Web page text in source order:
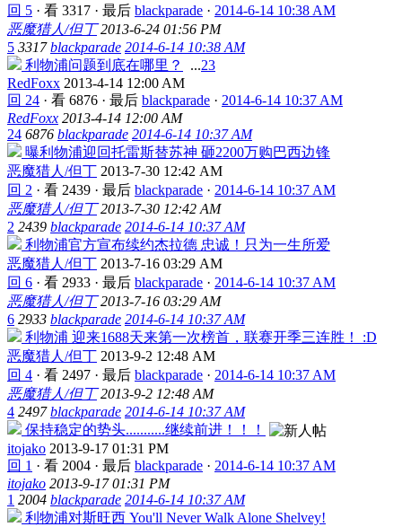
回 5 · 看 3317 · 最后 blackparade · 2014-6-14 10:38 AM
恶魔猎人/但丁 2013-6-24 01:56 PM
5 3317 blackparade 2014-6-14 10:38 AM
利物浦问题到底在哪里？
...23
RedFoxx 2013-4-14 12:00 AM
回 24 · 看 6876 · 最后 blackparade · 2014-6-14 10:37 AM
RedFoxx 2013-4-14 12:00 AM
24 6876 blackparade 2014-6-14 10:37 AM
曝利物浦迎回托雷斯替苏神 砸2200万购巴西边锋
恶魔猎人/但丁 2013-7-30 12:42 AM
回 2 · 看 2439 · 最后 blackparade · 2014-6-14 10:37 AM
恶魔猎人/但丁 2013-7-30 12:42 AM
2 2439 blackparade 2014-6-14 10:37 AM
利物浦官方宣布续约杰拉德 忠诚！只为一生所爱
恶魔猎人/但丁 2013-7-16 03:29 AM
回 6 · 看 2933 · 最后 blackparade · 2014-6-14 10:37 AM
恶魔猎人/但丁 2013-7-16 03:29 AM
6 2933 blackparade 2014-6-14 10:37 AM
利物浦 迎来1688天来第一次榜首，联赛开季三连胜！ :D
恶魔猎人/但丁 2013-9-2 12:48 AM
回 4 · 看 2497 · 最后 blackparade · 2014-6-14 10:37 AM
恶魔猎人/但丁 2013-9-2 12:48 AM
4 2497 blackparade 2014-6-14 10:37 AM
保持稳定的势头...........继续前进！！！
itojako 2013-9-17 01:31 PM
回 1 · 看 2004 · 最后 blackparade · 2014-6-14 10:37 AM
itojako 2013-9-17 01:31 PM
1 2004 blackparade 2014-6-14 10:37 AM
利物浦对斯旺西 You'll Never Walk Alone Shelvey!